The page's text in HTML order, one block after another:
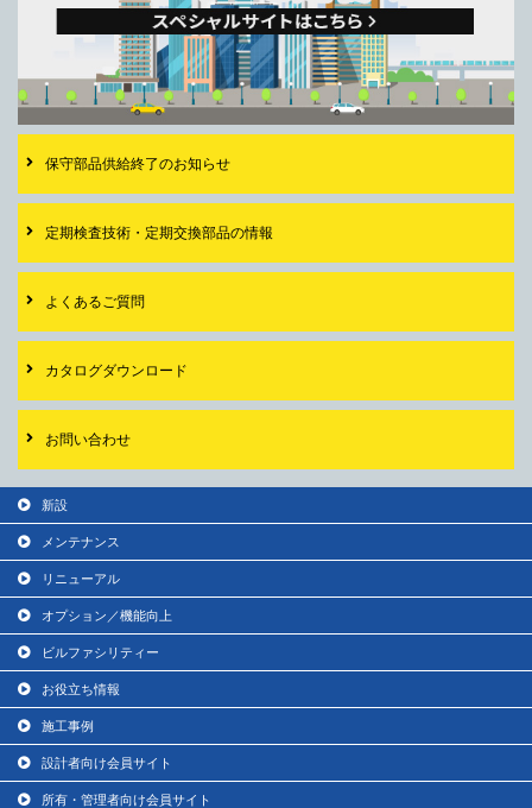
保守部品供給終了のお知らせ
定期検査技術・ 定期交換部品の情報
よくあるご質問
カタログダウンロード
お問い合わせ
新設
メンテナンス
リニューアル
オプション／機能向上
ビルファシリティー
お役立ち情報
施工事例
設計者向け会員サイト
所有・管理者向け会員サイト